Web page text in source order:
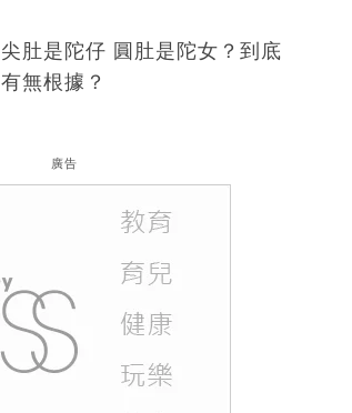
尖肚是陀仔 圓肚是陀女？到底
有無根據？
廣告